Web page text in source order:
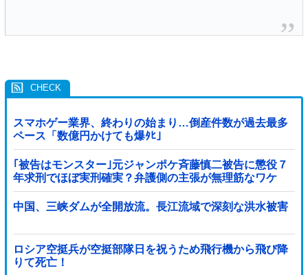
スマホゲー業界、終わりの始まり…倒産件数が過去最多
ペース「数億円かけても爆ﾀﾋ」
｢被告はモンスター｣元ジャンポケ斉藤慎二被告に懲役７
年求刑でほぼ実刑確実？弁護側の主張が無理筋なワケ
中国、三峡ダムが全開放流。長江流域で深刻な洪水被害
ロシア空挺兵が空挺部隊日を祝うため飛行機から飛び降
りて死亡！